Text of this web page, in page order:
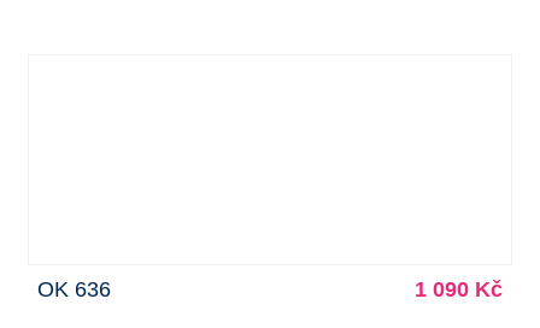
OK 636 1 090 Kč